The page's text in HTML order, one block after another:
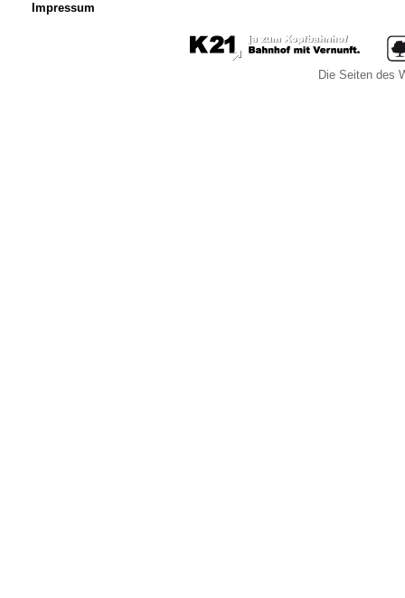
Impressum
Die Seiten des